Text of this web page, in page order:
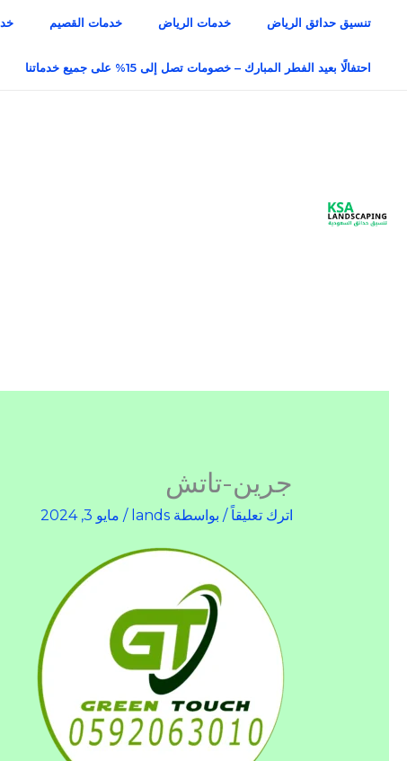
المحتوى
تنسيق حدائق الرياض خدمات الرياض خدمات القصيم
احتفالًا بعيد الفطر المبارك – خصومات تصل إلى 15% على جميع خدماتنا
جرين-تاتش
اترك تعليقاً / بواسطة lands
/ مايو 3, 2024